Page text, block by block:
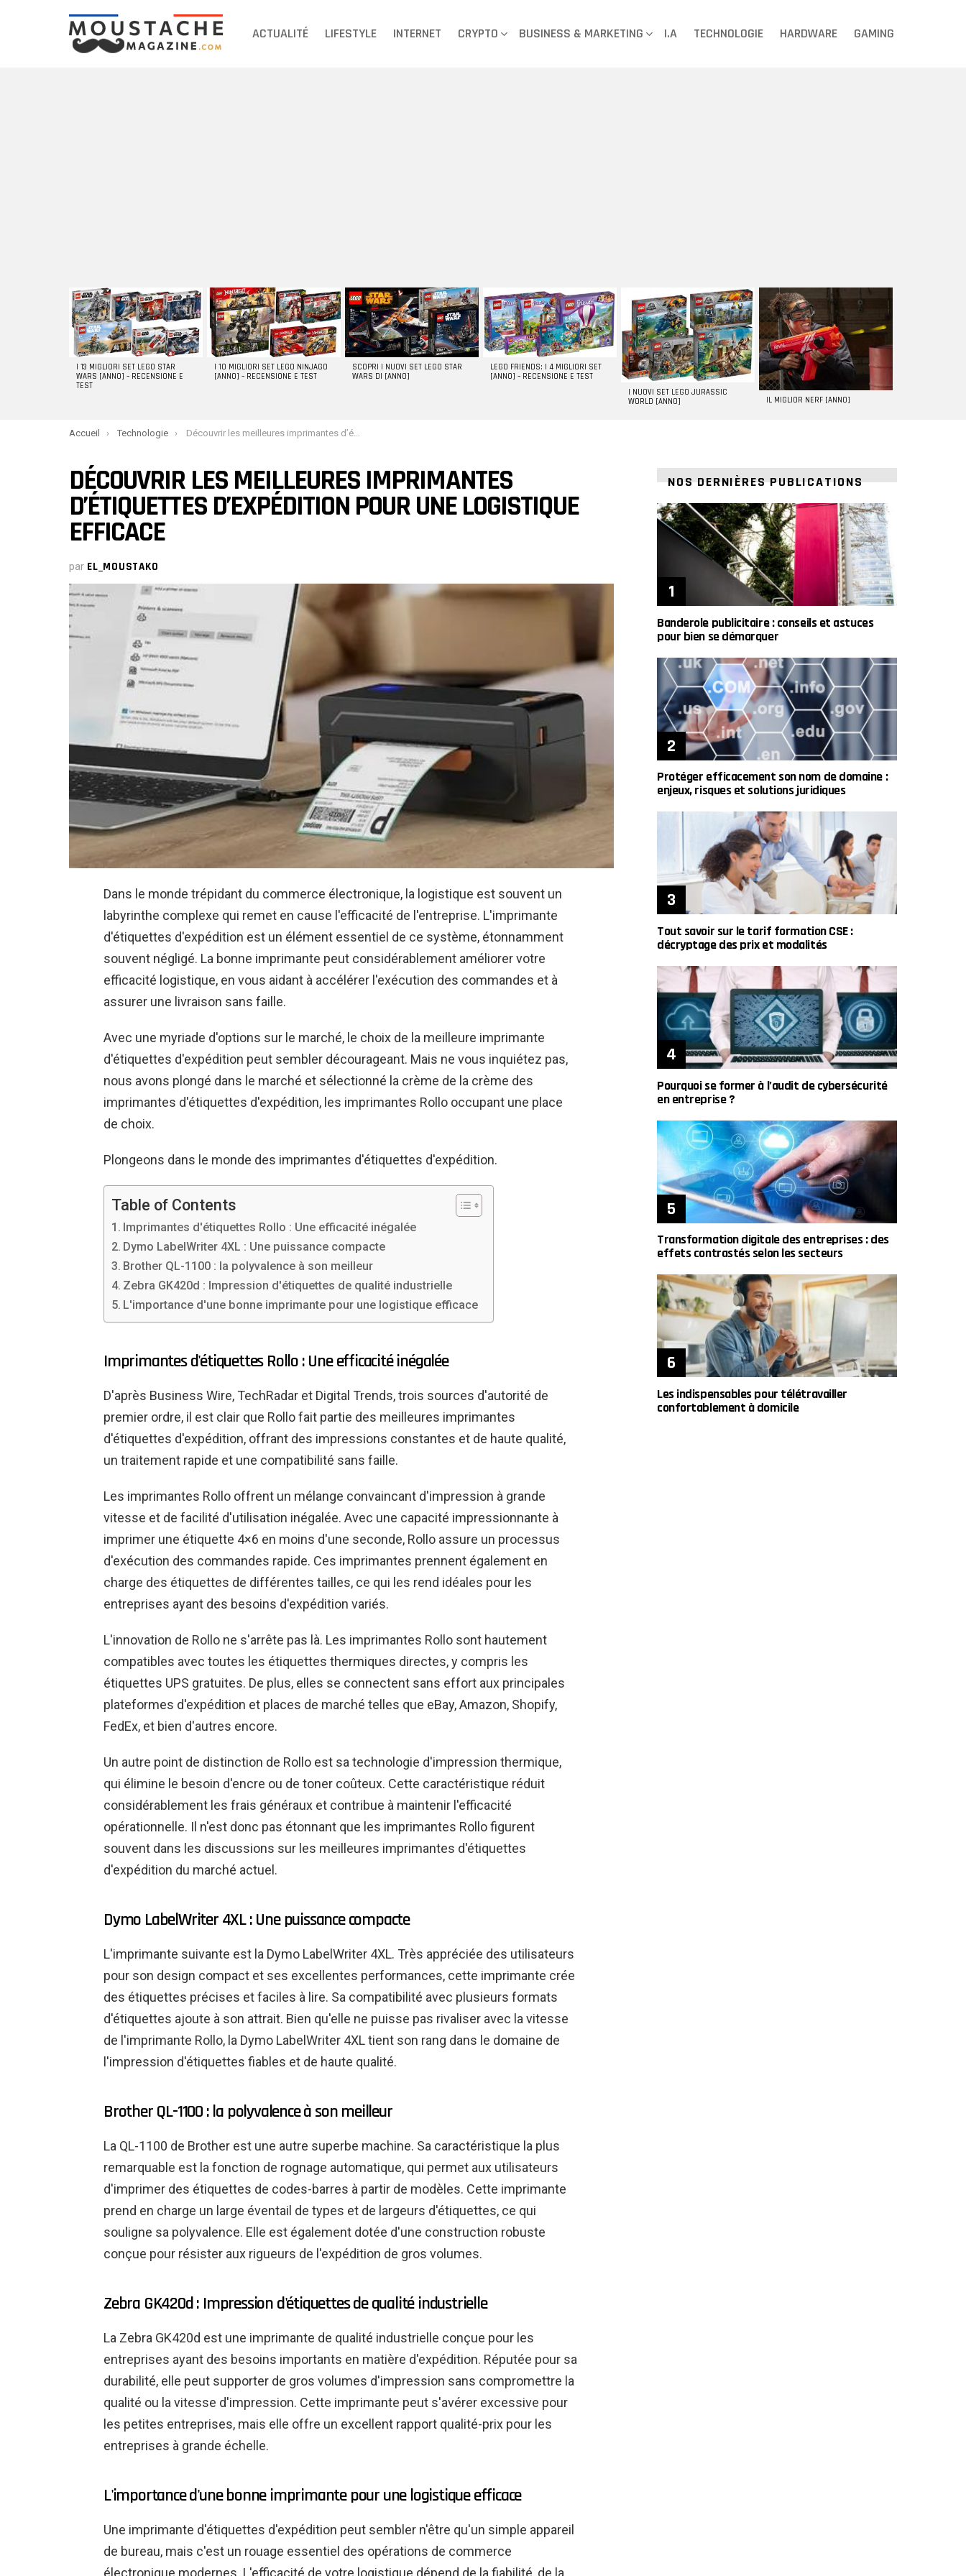
ACTUALITÉ LIFESTYLE INTERNET CRYPTO BUSINESS & MARKETING I.A TECHNOLOGIE HARDWARE GAMING
DERNIERS
ARTICLES
I 13 MIGLIORI SET LEGO STAR
WARS [ANNO] – RECENSIONE E
TEST
I 10 MIGLIORI SET LEGO NINJAGO
[ANNO] – RECENSIONE E TEST
SCOPRI I NUOVI SET LEGO STAR
WARS DI [ANNO]
LEGO FRIENDS: I 4 MIGLIORI SET
[ANNO] – RECENSIONE E TEST
I NUOVI SET LEGO JURASSIC
WORLD [ANNO]
IL MIGLIOR NERF [ANNO]
You are here:
Accueil Technologie Découvrir les meilleures imprimantes d’étiquettes d’expédition pour une logistique efficace
DÉCOUVRIR LES MEILLEURES IMPRIMANTES
D’ÉTIQUETTES D’EXPÉDITION POUR UNE LOGISTIQUE
EFFICACE
par EL_MOUSTAKO
Dans le monde trépidant du commerce électronique, la logistique est souvent un
labyrinthe complexe qui remet en cause l'efficacité de l'entreprise. L'imprimante
d'étiquettes d'expédition est un élément essentiel de ce système, étonnamment
souvent négligé. La bonne imprimante peut considérablement améliorer votre
efficacité logistique, en vous aidant à accélérer l'exécution des commandes et à
assurer une livraison sans faille.
Avec une myriade d'options sur le marché, le choix de la meilleure imprimante
d'étiquettes d'expédition peut sembler décourageant. Mais ne vous inquiétez pas,
nous avons plongé dans le marché et sélectionné la crème de la crème des
imprimantes d'étiquettes d'expédition, les imprimantes Rollo occupant une place
de choix.
Plongeons dans le monde des imprimantes d'étiquettes d'expédition.
Table of Contents
Imprimantes d'étiquettes Rollo : Une efficacité inégalée
Dymo LabelWriter 4XL : Une puissance compacte
Brother QL-1100 : la polyvalence à son meilleur
Zebra GK420d : Impression d'étiquettes de qualité industrielle
L'importance d'une bonne imprimante pour une logistique efficace
Imprimantes d'étiquettes Rollo : Une efficacité inégalée
D'après Business Wire, TechRadar et Digital Trends, trois sources d'autorité de
premier ordre, il est clair que Rollo fait partie des meilleures imprimantes
d'étiquettes d'expédition, offrant des impressions constantes et de haute qualité,
un traitement rapide et une compatibilité sans faille.
Les imprimantes Rollo offrent un mélange convaincant d'impression à grande
vitesse et de facilité d'utilisation inégalée. Avec une capacité impressionnante à
imprimer une étiquette 4×6 en moins d'une seconde, Rollo assure un processus
d'exécution des commandes rapide. Ces imprimantes prennent également en
charge des étiquettes de différentes tailles, ce qui les rend idéales pour les
entreprises ayant des besoins d'expédition variés.
L'innovation de Rollo ne s'arrête pas là. Les imprimantes Rollo sont hautement
compatibles avec toutes les étiquettes thermiques directes, y compris les
étiquettes UPS gratuites. De plus, elles se connectent sans effort aux principales
plateformes d'expédition et places de marché telles que eBay, Amazon, Shopify,
FedEx, et bien d'autres encore.
Un autre point de distinction de Rollo est sa technologie d'impression thermique,
qui élimine le besoin d'encre ou de toner coûteux. Cette caractéristique réduit
considérablement les frais généraux et contribue à maintenir l'efficacité
opérationnelle. Il n'est donc pas étonnant que les imprimantes Rollo figurent
souvent dans les discussions sur les meilleures imprimantes d'étiquettes
d'expédition du marché actuel.
Dymo LabelWriter 4XL : Une puissance compacte
L'imprimante suivante est la Dymo LabelWriter 4XL. Très appréciée des utilisateurs
pour son design compact et ses excellentes performances, cette imprimante crée
des étiquettes précises et faciles à lire. Sa compatibilité avec plusieurs formats
d'étiquettes ajoute à son attrait. Bien qu'elle ne puisse pas rivaliser avec la vitesse
de l'imprimante Rollo, la Dymo LabelWriter 4XL tient son rang dans le domaine de
l'impression d'étiquettes fiables et de haute qualité.
Brother QL-1100 : la polyvalence à son meilleur
La QL-1100 de Brother est une autre superbe machine. Sa caractéristique la plus
remarquable est la fonction de rognage automatique, qui permet aux utilisateurs
d'imprimer des étiquettes de codes-barres à partir de modèles. Cette imprimante
prend en charge un large éventail de types et de largeurs d'étiquettes, ce qui
souligne sa polyvalence. Elle est également dotée d'une construction robuste
conçue pour résister aux rigueurs de l'expédition de gros volumes.
Zebra GK420d : Impression d'étiquettes de qualité industrielle
La Zebra GK420d est une imprimante de qualité industrielle conçue pour les
entreprises ayant des besoins importants en matière d'expédition. Réputée pour sa
durabilité, elle peut supporter de gros volumes d'impression sans compromettre la
qualité ou la vitesse d'impression. Cette imprimante peut s'avérer excessive pour
les petites entreprises, mais elle offre un excellent rapport qualité-prix pour les
entreprises à grande échelle.
L'importance d'une bonne imprimante pour une logistique efficace
Une imprimante d'étiquettes d'expédition peut sembler n'être qu'un simple appareil
de bureau, mais c'est un rouage essentiel des opérations de commerce
NOS DERNIÈRES PUBLICATIONS
Banderole publicitaire : conseils et astuces
pour bien se démarquer
Protéger efficacement son nom de domaine :
enjeux, risques et solutions juridiques
Tout savoir sur le tarif formation CSE :
décryptage des prix et modalités
Pourquoi se former à l’audit de cybersécurité
en entreprise ?
Transformation digitale des entreprises : des
effets contrastés selon les secteurs
Les indispensables pour télétravailler
confortablement à domicile